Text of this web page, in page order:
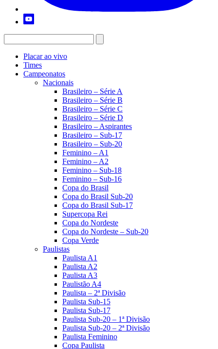
Placar ao vivo
Times
Campeonatos
Nacionais
Brasileiro – Série A
Brasileiro – Série B
Brasileiro – Série C
Brasileiro – Série D
Brasileiro – Aspirantes
Brasileiro – Sub-17
Brasileiro – Sub-20
Feminino – A1
Feminino – A2
Feminino – Sub-18
Feminino – Sub-16
Copa do Brasil
Copa do Brasil Sub-20
Copa do Brasil Sub-17
Supercopa Rei
Copa do Nordeste
Copa do Nordeste – Sub-20
Copa Verde
Paulistas
Paulista A1
Paulista A2
Paulista A3
Paulistão A4
Paulista – 2ª Divisão
Paulista Sub-15
Paulista Sub-17
Paulista Sub-20 – 1ª Divisão
Paulista Sub-20 – 2ª Divisão
Paulista Feminino
Copa Paulista